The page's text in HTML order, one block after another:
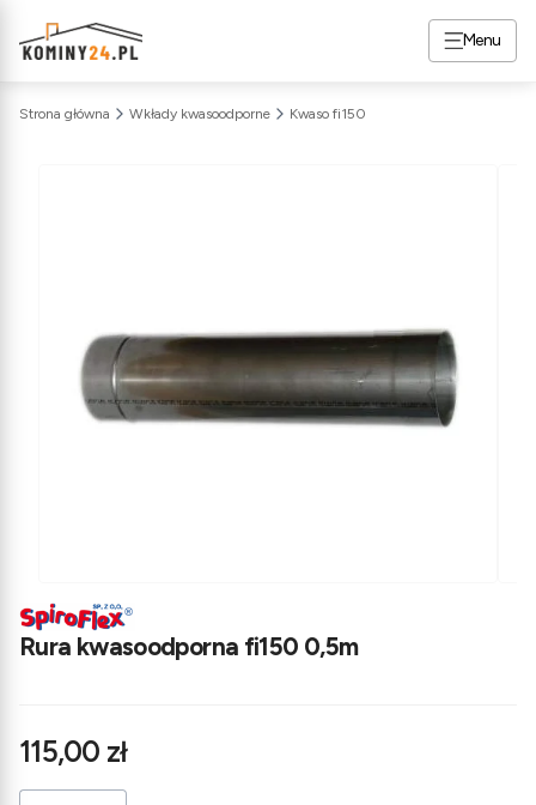
Menu
Strona główna Wkłady kwasoodporne Kwaso fi150
Rura kwasoodporna fi150 0,5m
Cena
115,00 zł